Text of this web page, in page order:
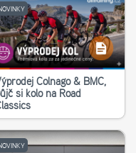
Colnago & BMC,
si kolo na Road